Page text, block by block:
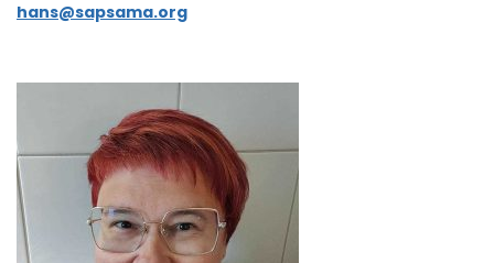
hans@sapsama.org